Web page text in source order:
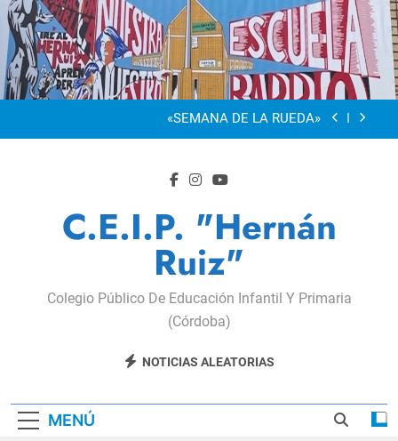
Saltar
al
contenido
“Visibles Sí”
Dia De La Familia
«SEMANA DE LA RUEDA»
Dia De La Familia
«SEMANA DE LA RUEDA»
Apadrinamiento Lector 2026
C.E.I.P. "Hernán
Ruiz"
Colegio Público De Educación Infantil Y Primaria
(Córdoba)
NOTICIAS ALEATORIAS
MENÚ